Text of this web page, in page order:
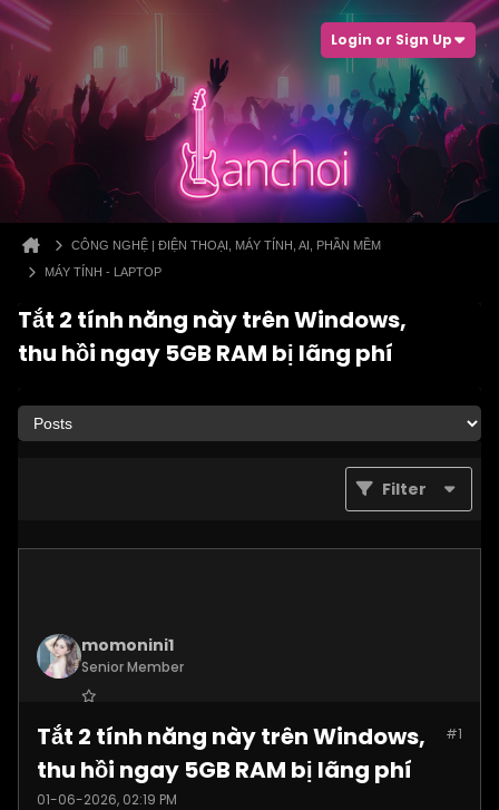
Login or Sign Up
CÔNG NGHỆ | ĐIỆN THOẠI, MÁY TÍNH, AI, PHẦN MỀM
MÁY TÍNH - LAPTOP
Tắt 2 tính năng này trên Windows,
thu hồi ngay 5GB RAM bị lãng phí
Filter
momonini1
Senior Member
Posts: 5399 #1
Tắt 2 tính năng này trên Windows,
thu hồi ngay 5GB RAM bị lãng phí
01-06-2026, 02:19 PM